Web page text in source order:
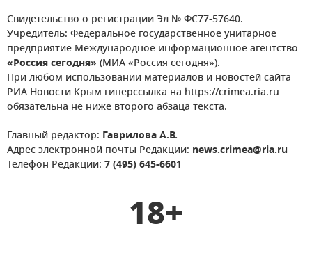
Свидетельство о регистрации Эл № ФС77-57640.
Учредитель: Федеральное государственное унитарное
предприятие Международное информационное агентство
«Россия сегодня» (МИА «Россия сегодня»).
При любом использовании материалов и новостей сайта
РИА Новости Крым гиперссылка на https://crimea.ria.ru
обязательна не ниже второго абзаца текста.
Главный редактор: Гаврилова А.В.
Адрес электронной почты Редакции: news.crimea@ria.ru
Телефон Редакции: 7 (495) 645-6601
18+